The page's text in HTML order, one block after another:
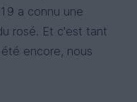
a connu une
rosé. Et c'est tant
encore, nous